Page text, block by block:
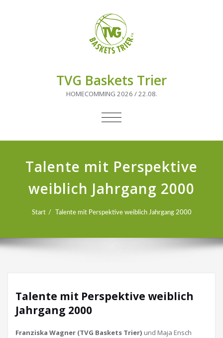
TVG Baskets Trier
HOMECOMMING 2026 / 22.08.
NAVIGATION
Talente mit Perspektive
weiblich Jahrgang 2000
Start Talente mit Perspektive weiblich Jahrgang 2000
Talente mit Perspektive weiblich
Jahrgang 2000
Franziska Wagner (TVG Baskets Trier) und Maja Ensch